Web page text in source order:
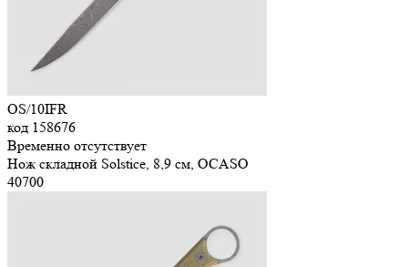
OS/10IFR
код 158676
Временно отсутствует
Нож складной Solstice, 8,9 см, OCASO
40700